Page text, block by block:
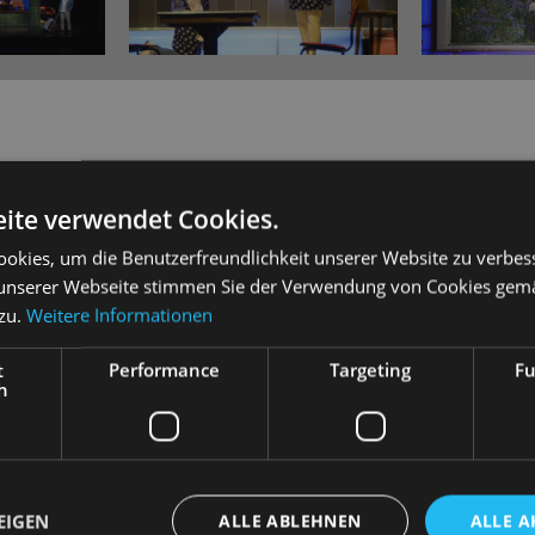
…“, da tummeln sich illustre Gäste auf der Suche nach
des Hotels, angeführt von Wirtin Josepha Vogelhuber,
Tochter Ottilie nur widerwillig in Ferienlaune versetzte Mode-
Rechtsanwalt seines Konkurrenten antrifft, sind Spannungen
Leopold hat sich in seine Chefin verliebt, die sich jedoch
Rechtsanwalt – zu interessieren scheint. Vor
Allianzen – denn wer sollte unberührt bleiben, wenn es
verwendet Cookies.
um die Benutzerfreundlichkeit unserer Website zu
Webseite stimmen Sie der Verwendung von Cookies
Weitere Informationen
Performance Targeting
ALLE
ALLE ABLEHNEN